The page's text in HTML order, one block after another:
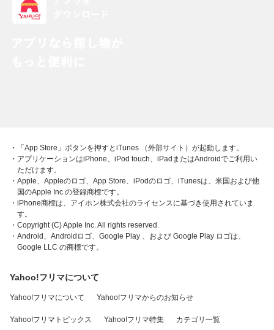
・「App Store」ボタンを押すとiTunes （外部サイト）が起動します。
・アプリケーションはiPhone、iPod touch、iPadまたはAndroidでご利用い
ただけます。
・Apple、Appleのロゴ、App Store、iPodのロゴ、iTunesは、米国および他
国のApple Inc.の登録商標です。
・iPhone商標は、アイホン株式会社のライセンスに基づき使用されていま
す。
・Copyright (C) Apple Inc. All rights reserved.
・Android、Androidロゴ、Google Play 、および Google Play ロゴは、
Google LLC の商標です。
Yahoo!フリマについて
Yahoo!フリマについて Yahoo!フリマからのお知らせ
Yahoo!フリマトピックス Yahoo!フリマ特集 カテゴリ一覧